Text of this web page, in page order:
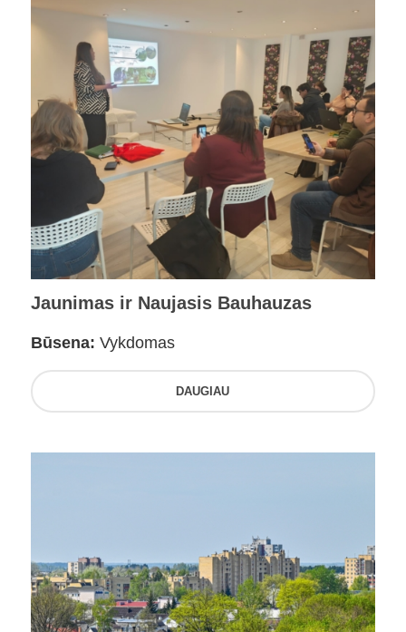
Jaunimas ir Naujasis Bauhauzas
Būsena: Vykdomas
DAUGIAU